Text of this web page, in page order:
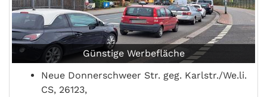
Günstige Werbefläche
Neue Donnerschweer Str. geg. Karlstr./We.li.
CS, 26123,